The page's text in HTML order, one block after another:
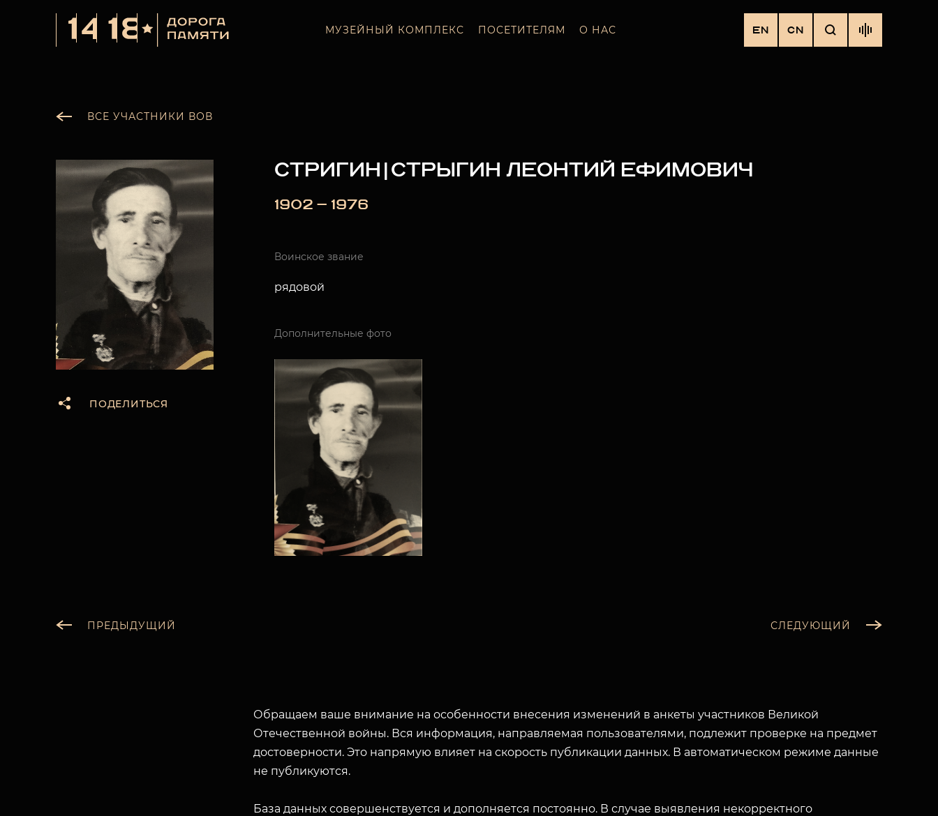
МУЗЕЙНЫЙ КОМПЛЕКС ПОСЕТИТЕЛЯМ О НАС EN CN
ВСЕ УЧАСТНИКИ ВОВ
ПОДЕЛИТЬСЯ
СТРИГИН|СТРЫГИН ЛЕОНТИЙ ЕФИМОВИЧ
1902 — 1976
Воинское звание
рядовой
Дополнительные фото
ПРЕДЫДУЩИЙ СЛЕДУЮЩИЙ
Обращаем ваше внимание на особенности внесения изменений в анкеты участников Великой
Отечественной войны. Вся информация, направляемая пользователями, подлежит проверке на предмет
достоверности. Это напрямую влияет на скорость публикации данных. В автоматическом режиме данные
не публикуются.
База данных совершенствуется и дополняется постоянно. В случае выявления некорректного